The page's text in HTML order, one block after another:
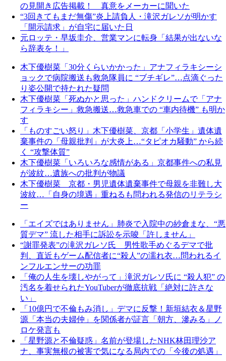
の見開き広告掲載！ 真意をメーカーに聞いた
“3回きてもまだ無傷”炎上請負人・滝沢ガレソが明かす
「開示請求」が自宅に届いた日
元ロッテ・早坂圭介、営業マンに転身「結果が出ないな
ら辞表を！」
木下優樹菜「30分くらいかかった」アナフィラキシーシ
ョックで病院搬送も救急隊員に “ブチギレ”…点滴ぐった
り姿公開で持たれた疑問
木下優樹菜「死ぬかと思った」ハンドクリームで「アナ
フィラキシー」救急搬送…救急車での “車内待機” も明か
す
「ものすごい怒り」木下優樹菜、京都「小学生」遺体遺
棄事件の「母親批判」が大炎上…“タピオカ騒動” から続
く “攻撃体質”
木下優樹菜「いろいろな感情がある」京都事件への私見
が波紋…遺族への批判が物議
木下優樹菜 京都・男児遺体遺棄事件で母親を非難し大
波紋…「自身の境遇」重ねるも問われる発信のリテラシ
ー
「エイズではありません」肺炎で入院中の紗倉まな、“悪
質デマ” 流した相手に訴訟を示唆「許しません」
“謝罪発表”の滝沢ガレソ氏 男性歌手めぐるデマで批
判、直近もゲーム配信者に“殺人”の濡れ衣…問われるイ
ンフルエンサーの功罪
「俺の人生を壊しやがって」滝沢ガレソ氏に “殺人犯” の
汚名を着せられたYouTuberが徹底抗戦「絶対に許さな
い」
「10億円で不倫もみ消し」デマに反撃！新垣結衣＆星野
源「本当の夫婦仲」を関係者が証言「朝方、滲みる」ノ
ロケ発言も
「星野源と不倫疑惑」名前が登場したNHK林田理沙ア
ナ、事実無根の被害で気になる局内での「今後の処遇」